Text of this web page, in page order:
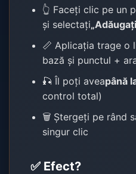
👆 Faceți clic pe un
și selectați
📏 Aplicația trage o
bază și punctul +
🎣 Îl poți aveapână
control total)
🗑️ Ștergeți pe rând
singur clic
✅ Efect?